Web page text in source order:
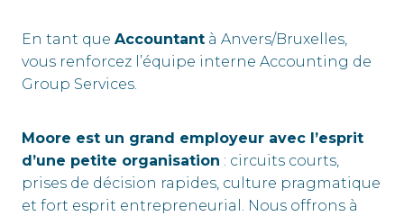
En tant que Accountant à Anvers/Bruxelles,
vous renforcez l’équipe interne Accounting de
Group Services.
Moore est un grand employeur avec l’esprit
d’une petite organisation : circuits courts,
prises de décision rapides, culture pragmatique
et fort esprit entrepreneurial. Nous offrons à